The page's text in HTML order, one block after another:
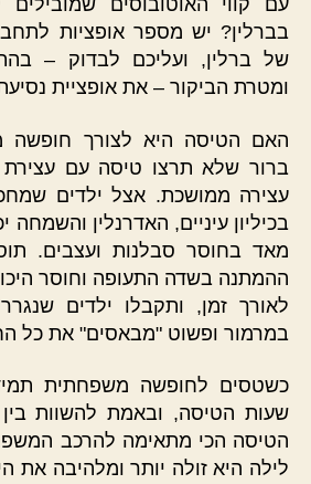
עם קווי האוטובוסים
בברלין? יש מספר אופציות
של ברלין, ועליכם לבדוק –
ומטרת הביקור – את אופציית
האם הטיסה היא לצורך חופשה
ברור שלא תרצו טיסה עם עצירת
עצירה ממושכת. אצל ילדים
בכיליון עיניים, האדרנלין
מאד בחוסר סבלנות ועצבים.
ההמתנה בשדה התעופה וחוסר
לאורך זמן, ותקבלו ילדים
במרמור ופשוט "מבאסים" את כל
כשטסים לחופשה משפחתית
שעות הטיסה, ובאמת להשוות
הטיסה הכי מתאימה להרכב
לילה היא זולה יותר ומלהיבה את